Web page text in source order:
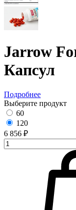
Jarrow
Капсул
Подробнее
Выберите продукт
60
120
6 856 ₽